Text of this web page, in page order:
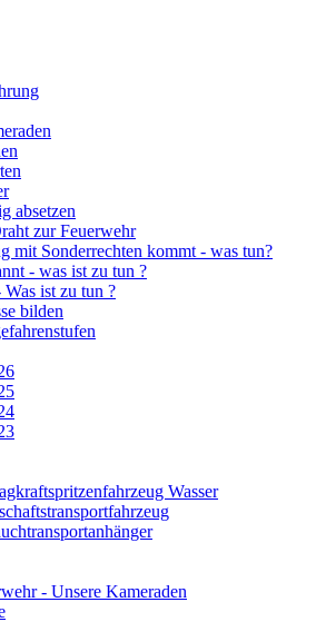
absetzen
zur Feuerwehr
mit Sonderrechten kommt - was tun?
- was ist zu tun ?
Was ist zu tun ?
bilden
Wasser
- Unsere Kameraden